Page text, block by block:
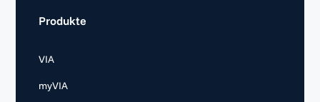
Produkte
VIA
myVIA